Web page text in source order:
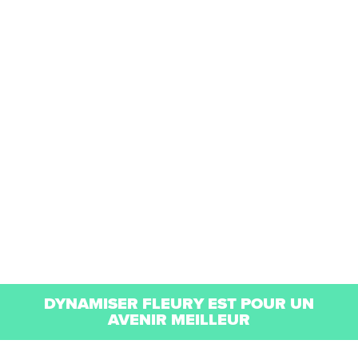
DYNAMISER FLEURY EST POUR UN
AVENIR MEILLEUR